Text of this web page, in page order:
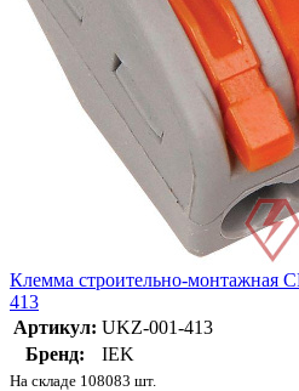
Клемма строительно-монтажная
413
Артикул: UKZ-001-413
Бренд:
IEK
На складе 108083 шт.